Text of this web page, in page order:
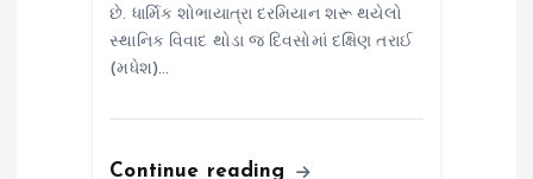
છે. ધાર્મિક શોભાયાત્રા દરમિયાન શરૂ થયેલો
સ્થાનિક વિવાદ થોડા જ દિવસોમાં દક્ષિણ તરાઈ
(મધેશ)…
Continue reading